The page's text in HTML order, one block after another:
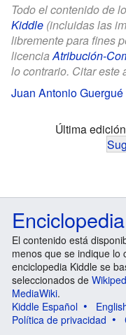
Todo el contenido de
Kiddle (incluidas las
libremente para fines
licencia Atribución-
lo contrario. Citar este
Juan Antonio
Última
El contenido está
menos que se indique lo
enciclopedia Kiddle se
seleccionados de
MediaWiki.
Kiddle Español
Política de privacidad